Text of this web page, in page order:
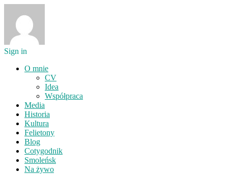
Sign in
O mnie
CV
Idea
Współpraca
Media
Historia
Kultura
Felietony
Blog
Cotygodnik
Smoleńsk
Na żywo